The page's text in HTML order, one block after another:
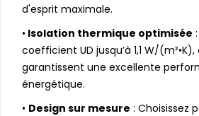
d'esprit maximale.
• Isolation thermique optimisée
coefficient UD jusqu’à 1,1 W/
garantissent une excellente
énergétique.
• Design sur mesure : Choisissez